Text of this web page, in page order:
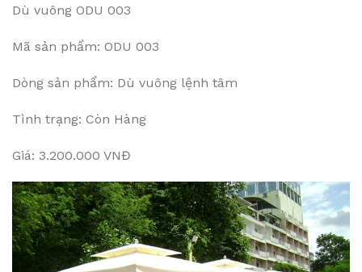
Dù vuông ODU 003
Mã sản phẩm: ODU 003
Dòng sản phẩm: Dù vuông lệnh tâm
Tình trạng: Còn Hàng
Giá: 3.200.000 VNĐ